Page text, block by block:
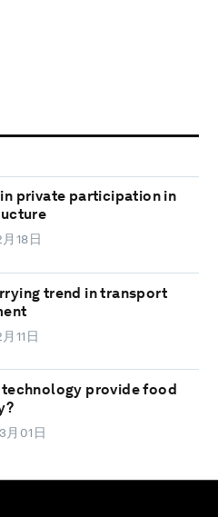
private participation in
18日
trend in transport
11日
provide food
月01日